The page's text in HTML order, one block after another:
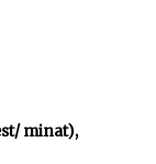
mіnаt),